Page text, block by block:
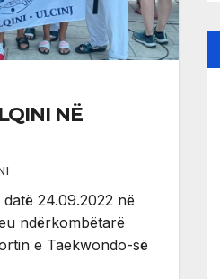
NË
24.09.2022 në
ndërkombëtarë
e Taekwondo-së